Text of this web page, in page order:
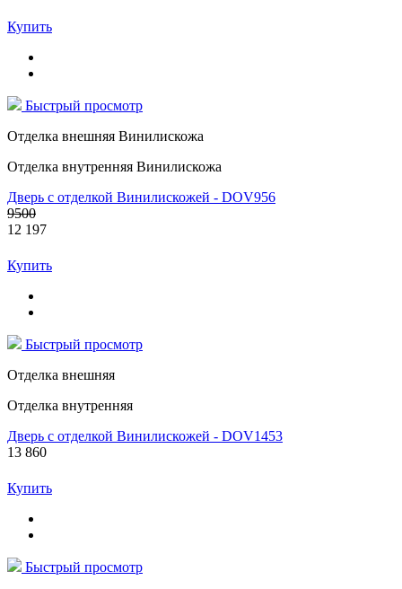
Купить
Быстрый просмотр
Отделка внешняя Винилискожа
Отделка внутренняя Винилискожа
Дверь с отделкой Винилискожей - DOV956
9500
12 197
Купить
Быстрый просмотр
Отделка внешняя
Отделка внутренняя
Дверь с отделкой Винилискожей - DOV1453
13 860
Купить
Быстрый просмотр